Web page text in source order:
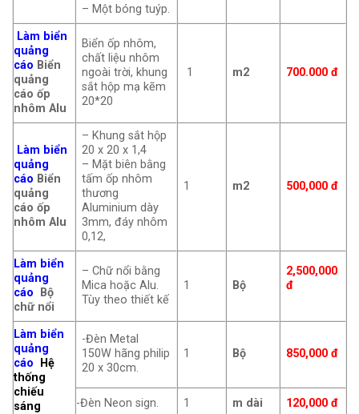
– Một bóng tuýp.
Làm biển
quảng
cáo Biển
quảng
cáo ốp
nhôm Alu
Biển ốp nhôm,
chất liệu nhôm
ngoài trời, khung
sắt hộp mạ kẽm
20*20
1 m2 700.000 đ
Làm biển
quảng
cáo Biển
quảng
cáo ốp
nhôm Alu
– Khung sắt hộp
20 x 20 x 1,4
– Mặt biên bằng
tấm ốp nhôm
thương
Aluminium dày
3mm, đáy nhôm
0,12,
1 m2 500,000 đ
Làm biển
quảng
cáo
Bộ
chữ nổi
– Chữ nổi bằng
Mica hoặc Alu.
Tùy theo thiết kế
1 Bộ
2,500,000
đ
Làm biển
quảng
cáo
Hệ
thống
chiếu
sáng
-Đèn Metal
150W hãng philip
20 x 30cm.
1 Bộ 850,000 đ
-Đèn Neon sign. 1 m dài 120,000 đ